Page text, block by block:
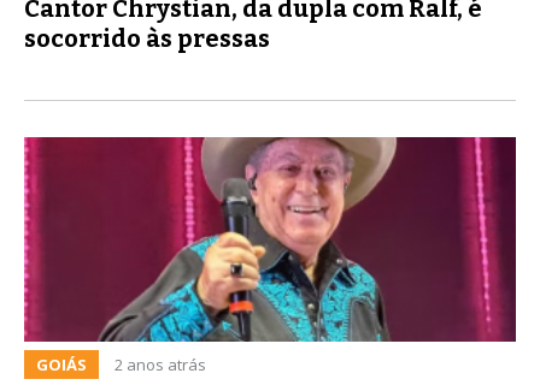
Cantor Chrystian, da dupla com Ralf, é
socorrido às pressas
GOIÁS 2 anos atrás